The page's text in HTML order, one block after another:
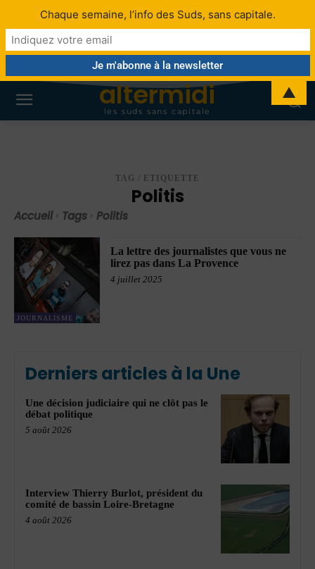
altermidi
les suds sans capitale
TAG / ETIQUETTE
Politis
Accueil Tags Politis
JOURNALISME
La lettre des journalistes que vous ne
lirez pas dans La Provence
4 juillet 2025
Derniers articles à la Une
Une décision judiciaire qui ne clôt pas le
débat politique
5 août 2026
Interview Thierry Burlot, président du
comité de bassin Loire-Bretagne
4 août 2026
Chaque semaine, l’info des Suds, sans capitale.
▲